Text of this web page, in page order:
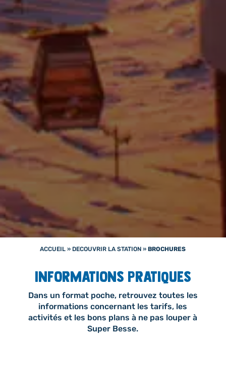
ACCUEIL » DECOUVRIR LA STATION »BROCHURES
INFORMATIONS PRATIQUES
Dans un format poche, retrouvez toutes les
informations concernant les tarifs, les
activités et les bons plans à ne pas louper à
Super Besse.